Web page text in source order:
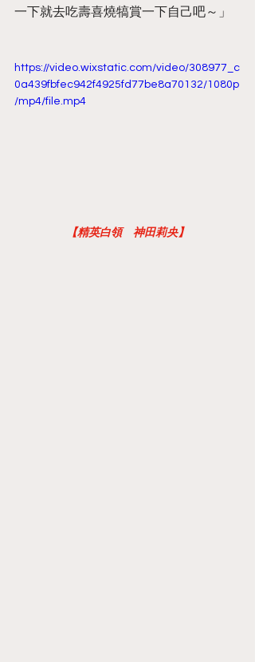
一下就去吃壽喜燒犒賞一下自己吧～」
https://video.wixstatic.com/video/308977_c
0a439fbfec942f4925fd77be8a70132/1080p
/mp4/file.mp4
【精英白領　神田莉央】